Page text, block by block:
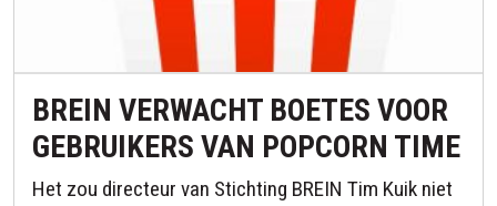
BREIN VERWACHT BOETES VOOR
GEBRUIKERS VAN POPCORN TIME
Het zou directeur van Stichting BREIN Tim Kuik niet